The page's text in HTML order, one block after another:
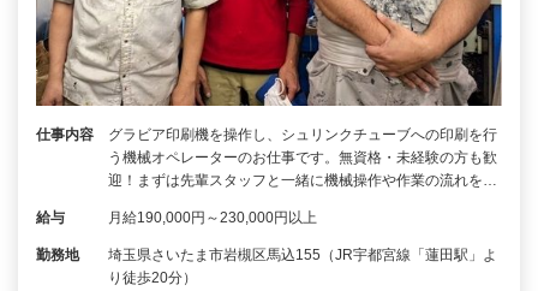
仕事内容
グラビア印刷機を操作し、シュリンクチューブへの印刷を行
う機械オペレーターのお仕事です。無資格・未経験の方も歓
迎！まずは先輩スタッフと一緒に機械操作や作業の流れを…
給与 月給190,000円～230,000円以上
勤務地
埼玉県さいたま市岩槻区馬込155（JR宇都宮線「蓮田駅」よ
り徒歩20分）